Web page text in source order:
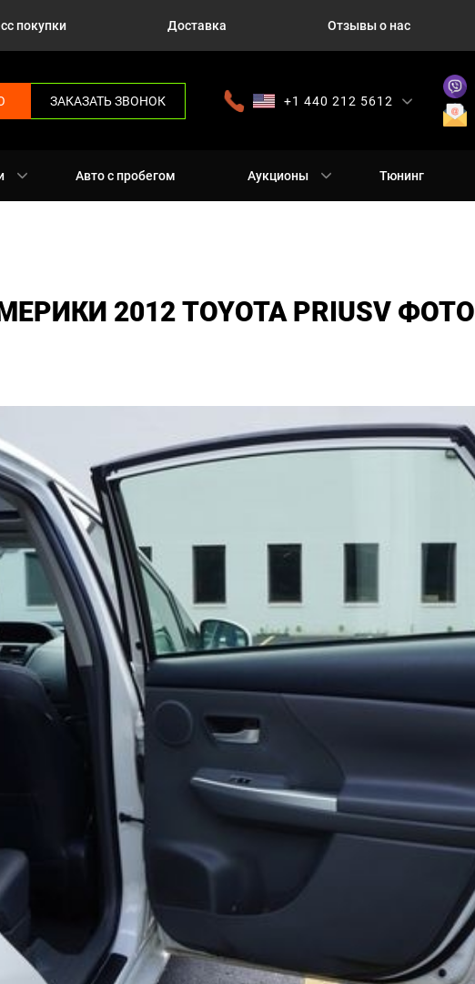
покупки Доставка Отзывы о нас
ЗАКАЗАТЬ ЗВОНОК
+1 440 212 5612
Авто с пробегом Аукционы Тюнинг
2012 TOYOTA PRIUSV ФОТО